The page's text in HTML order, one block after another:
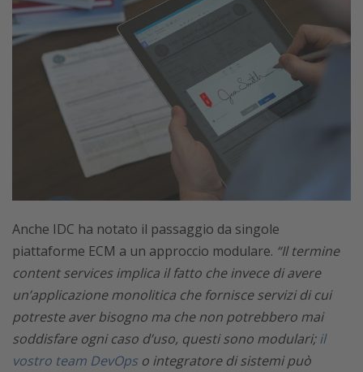
Anche IDC ha notato il passaggio da singole
piattaforme ECM a un approccio modulare. “Il termine
content services implica il fatto che invece di avere
un’applicazione monolitica che fornisce servizi di cui
potreste aver bisogno ma che non potrebbero mai
soddisfare ogni caso d’uso, questi sono modulari;il
vostro team DevOps o integratore di sistemi può